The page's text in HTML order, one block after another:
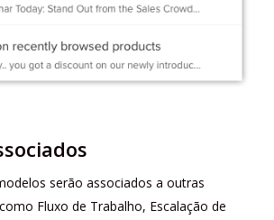
serão associados a outras
Fluxo de Trabalho, Escalação de